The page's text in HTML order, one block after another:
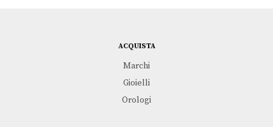
ACQUISTA
Marchi
Gioielli
Orologi